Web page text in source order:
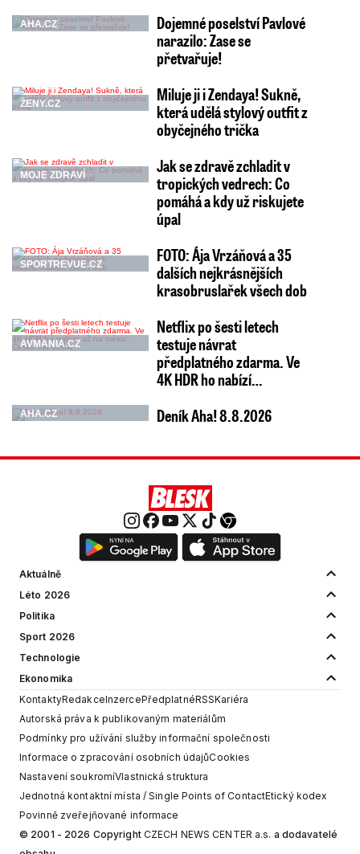
AHA.CZ
Dojemné poselství Pavlové
narazilo: Zase se
přetvařuje!
ŽENY.CZ
Miluje ji i Zendaya! Sukně,
která udělá stylový outfit z
obyčejného trička
MOJE ZDRAVÍ
Jak se zdravě zchladit v
tropických vedrech: Co
pomáhá a kdy už riskujete
úpal
SPORTREVUE.CZ
FOTO: Ája Vrzáňová a 35
dalších nejkrásnějších
krasobruslařek všech dob
AVMANIA.CZ
Netflix po šesti letech
testuje návrat
předplatného zdarma. Ve
4K HDR ho nabízí…
AHA.CZ Deník Aha! 8.8.2026
Aktuálně
Léto 2026
Politika
Sport 2026
Technologie
Ekonomika
KontaktyRedakceInzercePředplatnéRSSKariéra
Autorská práva k publikovaným materiálům
Podmínky pro užívání služby informační společnosti
Informace o zpracování osobních údajůCookies
Nastavení soukromíVlastnická struktura
Jednotná kontaktní místa / Single Points of ContactEtický kodex
Povinně zveřejňované informace
© 2001 - 2026 Copyright CZECH NEWS CENTER a.s. a dodavatelé